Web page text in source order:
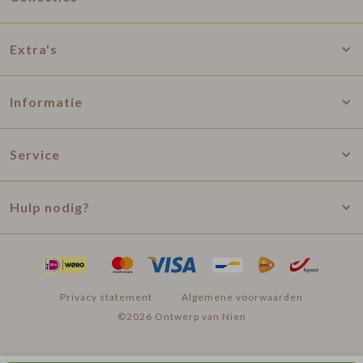
Extra's
Informatie
Service
Hulp nodig?
Privacy statement
Algemene voorwaarden
©2026 Ontwerp van Nien